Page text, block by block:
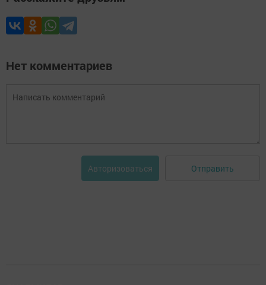
Нет комментариев
Авторизоваться Отправить